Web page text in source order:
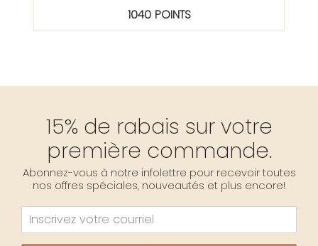
1040 POINTS
15% de rabais sur votre
première commande.
Abonnez-vous à notre infolettre pour recevoir toutes
nos offres spéciales, nouveautés et plus encore!